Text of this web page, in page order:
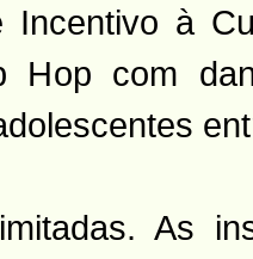
Incentivo à
Hop com
As